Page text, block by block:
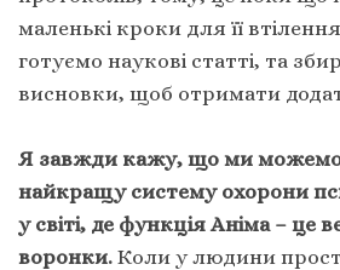
маленькі кроки для її
готуємо наукові статті, та
висновки, щоб отримати
Я завжди кажу, що ми
найкращу систему охорони
у світі, де функція Аніма – це
воронки. Коли у людини